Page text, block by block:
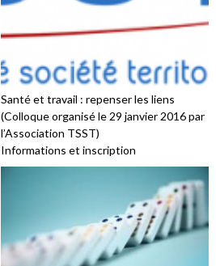
Santé et travail : repenser les liens
(Colloque organisé le 29 janvier 2016 par
l’Association TSST)
Informations et inscription